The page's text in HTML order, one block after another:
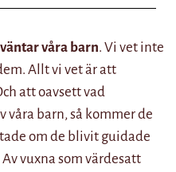
våra barn. Vi vet inte
Allt vi vet är att
att oavsett vad
barn, så kommer de
om de blivit guidade
vuxna som värdesatt